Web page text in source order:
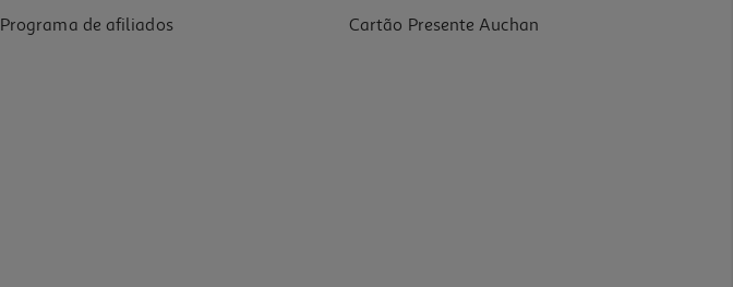
Programa de afiliados
Cartão Presente Auchan